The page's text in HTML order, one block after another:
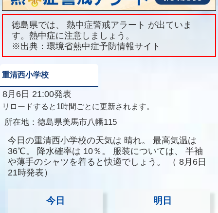
徳島県では、 熱中症警戒アラート が出ていま
す。熱中症に注意しましょう。
※出典：環境省熱中症予防情報サイト
重清西小学校
8月6日 21:00発表
リロードすると1時間ごとに更新されます。
所在地： 徳島県美馬市八幡115
今日の重清西小学校の天気は 晴れ。
最高気温は
36℃。
降水確率は 10％。 服装については、
半袖
や薄手のシャツを着ると快適でしょう。
（ 8月6日
21時発表）
今日 明日